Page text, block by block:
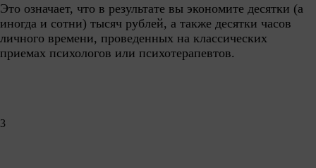
Это означает, что в результате вы экономите десятки (а
иногда и сотни) тысяч рублей, а также десятки часов
личного времени, проведенных на классических
приемах психологов или психотерапевтов.
3